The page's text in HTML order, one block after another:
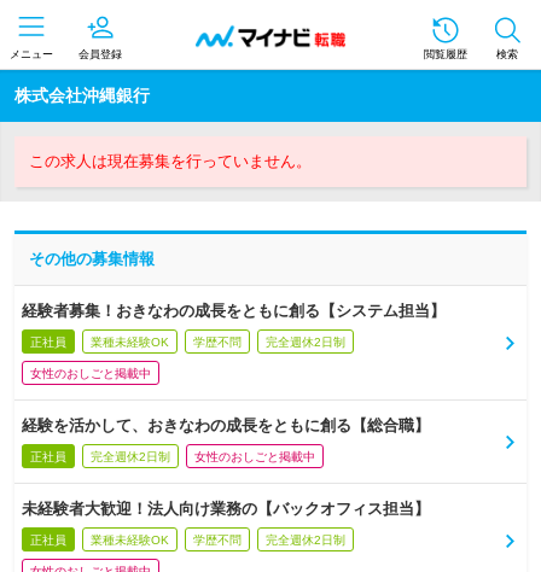
メニュー 会員登録 閲覧履歴 検索
株式会社沖縄銀行
この求人は現在募集を行っていません。
その他の募集情報
経験者募集！おきなわの成長をともに創る【システム担当】
正社員 業種未経験OK 学歴不問 完全週休2日制
女性のおしごと掲載中
経験を活かして、おきなわの成長をともに創る【総合職】
正社員 完全週休2日制 女性のおしごと掲載中
未経験者大歓迎！法人向け業務の【バックオフィス担当】
正社員 業種未経験OK 学歴不問 完全週休2日制